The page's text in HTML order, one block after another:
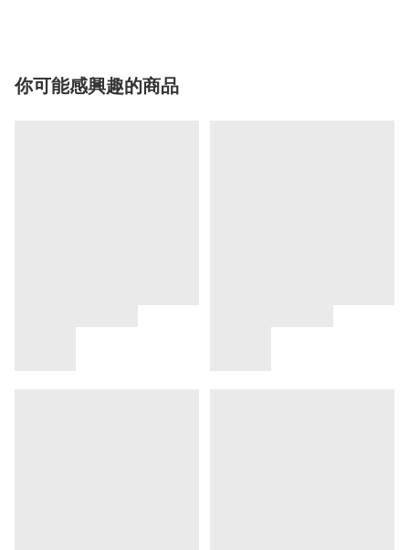
你可能感興趣的商品